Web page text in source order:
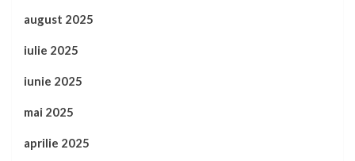
august 2025
iulie 2025
iunie 2025
mai 2025
aprilie 2025